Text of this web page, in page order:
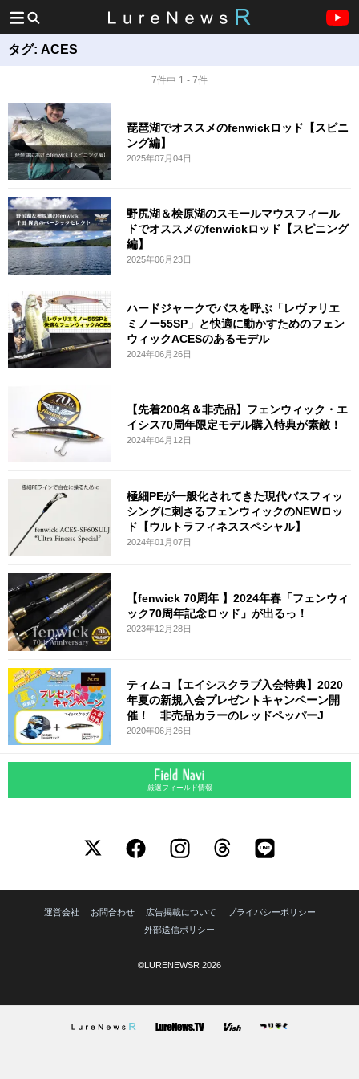
タグ: ACES
7件中 1 - 7件
琵琶湖でオススメのfenwickロッド【スピニ
ング編】
2025年07月04日
野尻湖＆桧原湖のスモールマウスフィール
ドでオススメのfenwickロッド【スピニング
編】
2025年06月23日
ハードジャークでバスを呼ぶ「レヴァリエ
ミノー55SP」と快適に動かすためのフェン
ウィックACESのあるモデル
2024年06月26日
【先着200名＆非売品】フェンウィック・エ
イシス70周年限定モデル購入特典が素敵！
2024年04月12日
極細PEが一般化されてきた現代バスフィッ
シングに刺さるフェンウィックのNEWロッ
ド【ウルトラフィネススペシャル】
2024年01月07日
【fenwick 70周年 】2024年春「フェンウィ
ック70周年記念ロッド」が出るっ！
2023年12月28日
ティムコ【エイシスクラブ入会特典】2020
年夏の新規入会プレゼントキャンペーン開
催！ 非売品カラーのレッドペッパーJ
2020年06月26日
厳選フィールド情報
運営会社 お問合わせ 広告掲載について
プライバシーポリシー
外部送信ポリシー
©LURENEWSR 2026